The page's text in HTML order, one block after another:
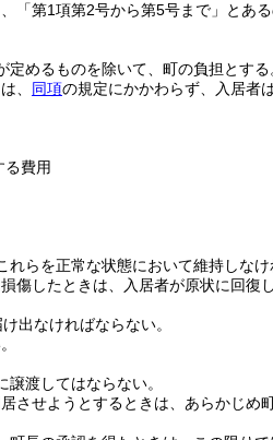
「第1項第2号から第5号まで」とあ
めるものを除いて、町の負担とする
、 同項の規定にかかわらず、入居者
る費用
らを正常な状態において維持しなけ
傷したときは、入居者が原状に回復
出なければならない。
渡してはならない。
せようとするときは、あらかじめ